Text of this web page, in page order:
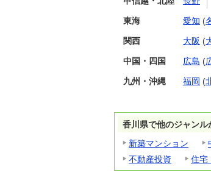
東海 愛知 (
関西 大阪 (
中国・四国 広島 (
九州・沖縄 福岡 (
香川県で他のジャンル
新築マンション
不動産投資
住宅